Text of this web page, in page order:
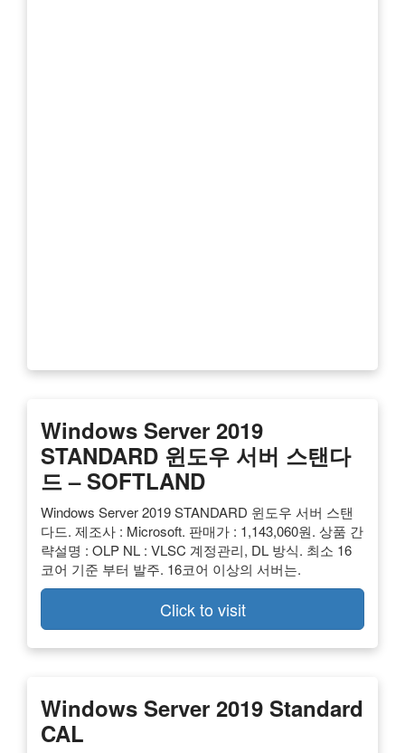
Windows Server 2019
STANDARD 윈도우 서버 스탠다
드 – SOFTLAND
Windows Server 2019 STANDARD 윈도우 서버 스탠
다드. 제조사 : Microsoft. 판매가 : 1,143,060원. 상품 간
략설명 : OLP NL : VLSC 계정관리, DL 방식. 최소 16
코어 기준 부터 발주. 16코어 이상의 서버는.
Click to visit
Windows Server 2019 Standard
CAL